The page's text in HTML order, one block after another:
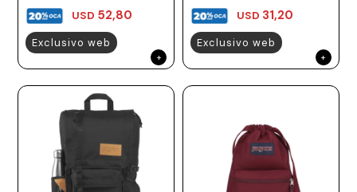
USD 52,80
Exclusivo web
USD 31,20
Exclusivo web